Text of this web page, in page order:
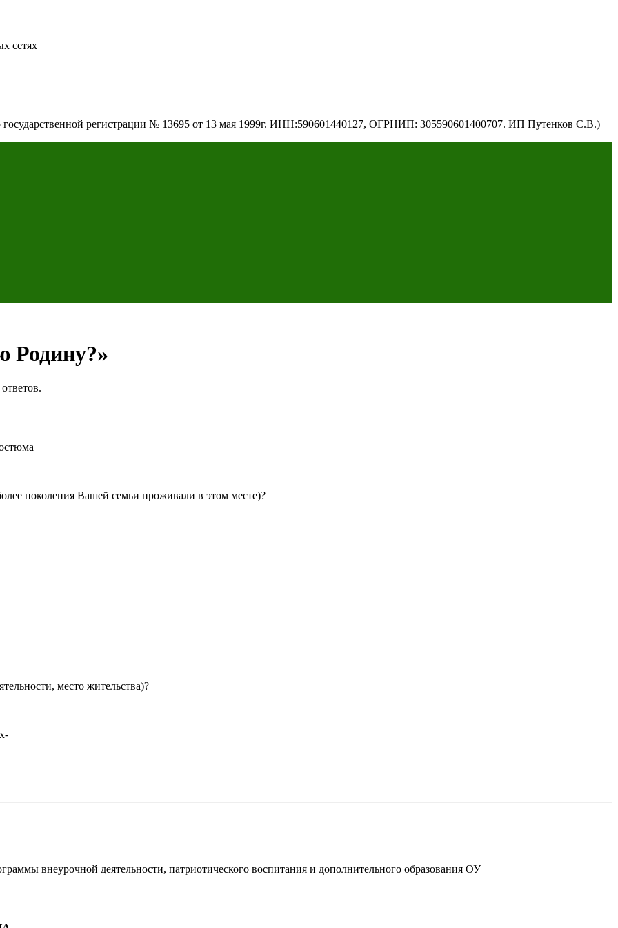
сетях
государственной регистрации № 13695 от 13 мая 1999г. ИНН:590601440127, ОГРНИП: 305590601400707. ИП Путенков С.В.)
Родину?»
поколения Вашей семьи проживали в этом месте)?
место жительства)?
внеурочной деятельности, патриотического воспитания и дополнительного образования ОУ